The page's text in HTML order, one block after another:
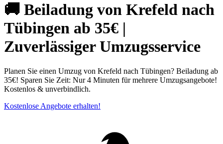
🚚 Beiladung von Krefeld nach
Tübingen ab 35€ |
Zuverlässiger Umzugsservice
Planen Sie einen Umzug von Krefeld nach Tübingen? Beiladung ab
35€! Sparen Sie Zeit: Nur 4 Minuten für mehrere Umzugsangebote!
Kostenlos & unverbindlich.
Kostenlose Angebote erhalten!